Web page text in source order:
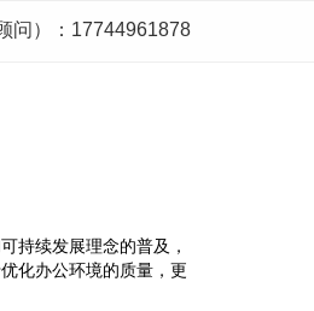
问）：17744961878
持续发展理念的普及，
化办公环境的质量，更